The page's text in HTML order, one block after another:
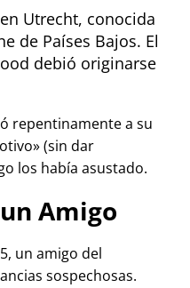
Utrecht, conocida
de Países Bajos. El
debió originarse
repentinamente a su
(sin dar
los había asustado.
Amigo
un amigo del
sospechosas.